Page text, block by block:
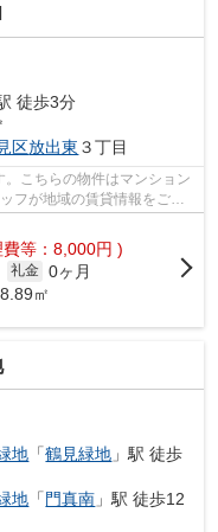
徒歩3分
区放出東 ３丁目
こちらの物件はマンション
フが地域の賃貸情報をご提
等：8,000円 )
礼金 0ヶ月
㎡
地 「鶴見緑地 」駅 徒歩
地 「 門真南 」駅 徒歩12